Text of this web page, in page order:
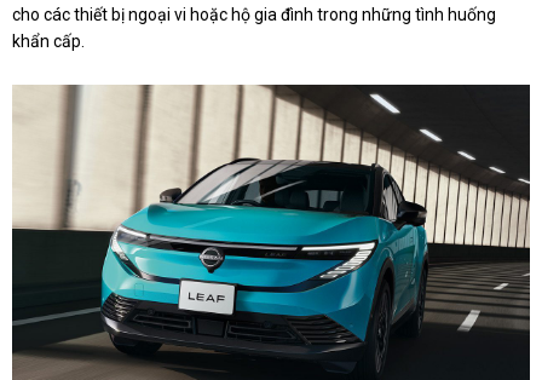
cho các thiết bị ngoại vi hoặc hộ gia đình trong những tình huống
khẩn cấp.